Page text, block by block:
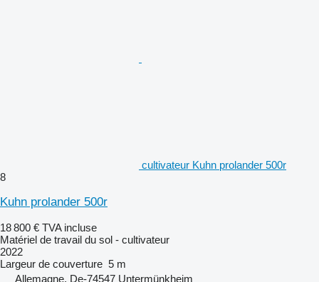
cultivateur Kuhn prolander 500r
8
Kuhn prolander 500r
18 800 € TVA incluse
Matériel de travail du sol - cultivateur
2022
Largeur de couverture 5 m
Allemagne, De-74547 Untermünkheim